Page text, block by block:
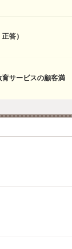
答）
育サービスの顧客満